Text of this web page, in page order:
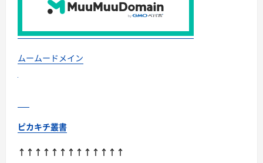
会
社
ブ
ン
読
む
ムームードメイン
ピカキチ叢書
↑↑↑↑↑↑↑↑↑↑↑↑↑